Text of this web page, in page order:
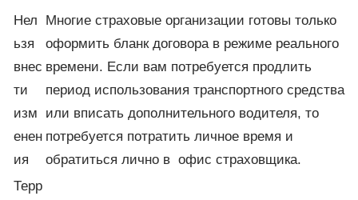
Нел
ьзя
внес
ти
изм
енен
ия
Многие страховые организации готовы только
оформить бланк договора в режиме реального
времени. Если вам потребуется продлить
период использования транспортного средства
или вписать дополнительного водителя, то
потребуется потратить личное время и
обратиться лично в офис страховщика.
Терр